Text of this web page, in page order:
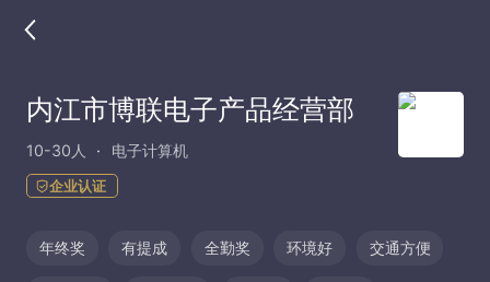
内江市博联电子产品经营部
10-30人 电子计算机
企业认证
年终奖 有提成 全勤奖 环境好 交通方便